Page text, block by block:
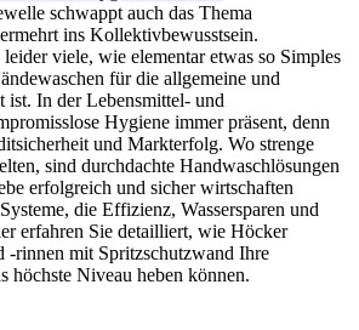
schwappt auch das Thema
ins Kollektivbewusstsein.
viele, wie elementar etwas so Simples
für die allgemeine und
ist. In der Lebensmittel- und
Hygiene immer präsent, denn
und Markterfolg. Wo strenge
sind durchdachte Handwaschlösungen
erfolgreich und sicher wirtschaften
die Effizienz, Wassersparen und
erfahren Sie detailliert, wie Höcker
-rinnen mit Spritzschutzwand Ihre
höchste Niveau heben können.